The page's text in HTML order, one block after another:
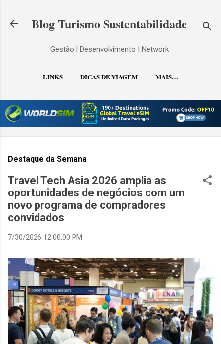
Blog Turismo Sustentabilidade
Gestão | Desenvolvimento | Network
LINKS DICAS DE VIAGEM MAIS…
CONTATO
Destaque da Semana
Travel Tech Asia 2026 amplia as
oportunidades de negócios com um
novo programa de compradores
convidados
7/30/2026 12:00:00 PM